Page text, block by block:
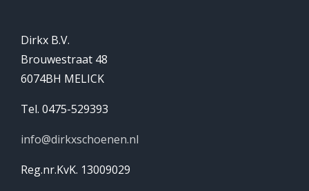
Dirkx B.V.
Brouwestraat 48
6074BH MELICK
Tel. 0475-529393
info@dirkxschoenen.nl
Reg.nr.KvK. 13009029